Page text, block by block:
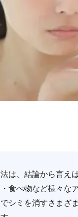
は、結論から言え
食べ物など様々な
シミを消すさまざ